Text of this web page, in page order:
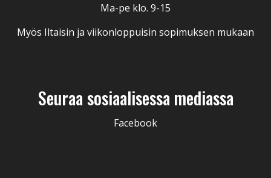
Ma-pe klo. 9-15
Myös Iltaisin ja viikonloppuisin sopimuksen mukaan
Seuraa sosiaalisessa mediassa
Facebook